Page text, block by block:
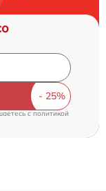
cполитикой